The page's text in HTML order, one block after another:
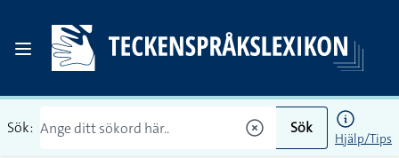
Sök: Sök
Hjälp/Tips